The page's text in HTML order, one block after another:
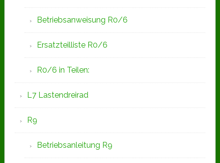
Betriebsanweisung R0/6
Ersatzteilliste R0/6
R0/6 in Teilen:
L7 Lastendreirad
R9
Betriebsanleitung R9